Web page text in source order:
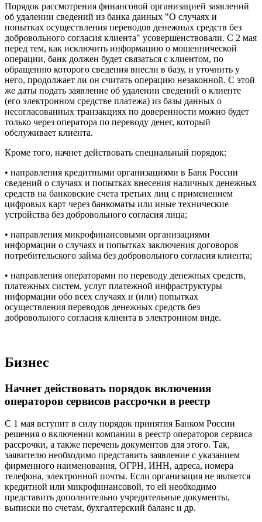
Порядок рассмотрения финансовой организацией заявлений
об удалении сведений из банка данных "О случаях и
попытках осуществления переводов денежных средств без
добровольного согласия клиента" усовершенствовали. С 2 мая
перед тем, как исключить информацию о мошеннической
операции, банк должен будет связаться с клиентом, по
обращению которого сведения внесли в базу, и уточнить у
него, продолжает ли он считать операцию незаконной. С этой
же даты подать заявление об удалении сведений о клиенте
(его электронном средстве платежа) из базы данных о
несогласованных транзакциях по доверенности можно будет
только через оператора по переводу денег, который
обслуживает клиента.
Кроме того, начнет действовать специальный порядок:
• направления кредитными организациями в Банк России
сведений о случаях и попытках внесения наличных денежных
средств на банковские счета третьих лиц с применением
цифровых карт через банкоматы или иные технические
устройства без добровольного согласия лица;
• направления микрофинансовыми организациями
информации о случаях и попытках заключения договоров
потребительского займа без добровольного согласия клиента;
• направления операторами по переводу денежных средств,
платежных систем, услуг платежной инфраструктуры
информации обо всех случаях и (или) попытках
осуществления переводов денежных средств без
добровольного согласия клиента в электронном виде.
Бизнес
Начнет действовать порядок включения
операторов сервисов рассрочки в реестр
С 1 мая вступит в силу порядок принятия Банком России
решения о включении компании в реестр операторов сервиса
рассрочки, а также перечень документов для этого. Так,
заявителю необходимо представить заявление с указанием
фирменного наименования, ОГРН, ИНН, адреса, номера
телефона, электронной почты. Если организация не является
кредитной или микрофинансовой, то ей необходимо
представить дополнительно учредительные документы,
выписки по счетам, бухгалтерский баланс и др.